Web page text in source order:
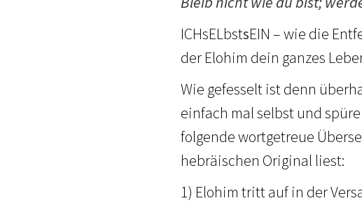
ICHsELbstsEIN – wie die
der Elohim dein ganzes
Wie gefesselt ist denn
einfach mal selbst und
folgende wortgetreue
hebräischen Original liest:
1) Elohim tritt auf in der